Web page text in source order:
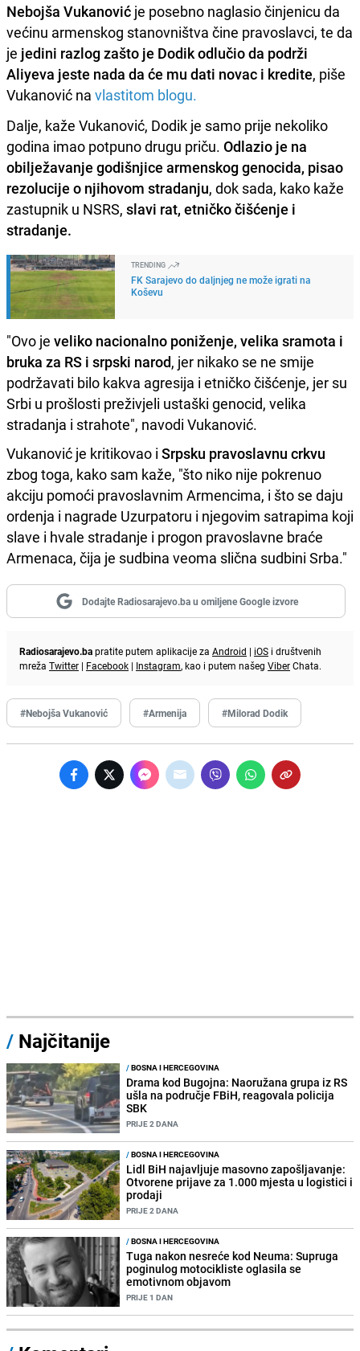
Nebojša Vukanović je posebno naglasio činjenicu da
većinu armenskog stanovništva čine pravoslavci, te da
je jedini razlog zašto je Dodik odlučio da podrži
Aliyeva jeste nada da će mu dati novac i kredite, piše
Vukanović na vlastitom blogu.
Dalje, kaže Vukanović, Dodik je samo prije nekoliko
godina imao potpuno drugu priču. Odlazio je na
obilježavanje godišnjice armenskog genocida, pisao
rezolucije o njihovom stradanju, dok sada, kako kaže
zastupnik u NSRS, slavi rat, etničko čišćenje i
stradanje.
TRENDING
FK Sarajevo do daljnjeg ne može igrati na
Koševu
"Ovo je veliko nacionalno poniženje, velika sramota i
bruka za RS i srpski narod, jer nikako se ne smije
podržavati bilo kakva agresija i etničko čišćenje, jer su
Srbi u prošlosti preživjeli ustaški genocid, velika
stradanja i strahote", navodi Vukanović.
Vukanović je kritikovao i Srpsku pravoslavnu crkvu
zbog toga, kako sam kaže, "što niko nije pokrenuo
akciju pomoći pravoslavnim Armencima, i što se daju
ordenja i nagrade Uzurpatoru i njegovim satrapima koji
slave i hvale stradanje i progon pravoslavne braće
Armenaca, čija je sudbina veoma slična sudbini Srba."
Dodajte Radiosarajevo.ba u omiljene Google izvore
Radiosarajevo.bapratite putem aplikacije za Android | iOS i društvenih
mreža Twitter | Facebook | Instagram, kao i putem našeg ViberChata.
#Nebojša Vukanović #Armenija #Milorad Dodik
/ Najčitanije
/BOSNA I HERCEGOVINA
Drama kod Bugojna: Naoružana grupa iz RS
ušla na područje FBiH, reagovala policija
SBK
PRIJE 2 DANA
/BOSNA I HERCEGOVINA
Lidl BiH najavljuje masovno zapošljavanje:
Otvorene prijave za 1.000 mjesta u logistici i
prodaji
PRIJE 2 DANA
/BOSNA I HERCEGOVINA
Tuga nakon nesreće kod Neuma: Supruga
poginulog motocikliste oglasila se
emotivnom objavom
PRIJE 1 DAN